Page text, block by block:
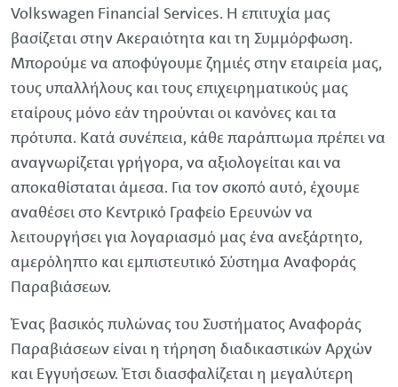
Volkswagen Financial Services. Η επιτυχία μας
βασίζεται στην Ακεραιότητα και τη Συμμόρφωση.
Μπορούμε να αποφύγουμε ζημιές στην εταιρεία μας,
τους υπαλλήλους και τους επιχειρηματικούς μας
εταίρους μόνο εάν τηρούνται οι κανόνες και τα
πρότυπα. Κατά συνέπεια, κάθε παράπτωμα πρέπει να
αναγνωρίζεται γρήγορα, να αξιολογείται και να
αποκαθίσταται άμεσα. Για τον σκοπό αυτό, έχουμε
αναθέσει στο Κεντρικό Γραφείο Ερευνών να
λειτουργήσει για λογαριασμό μας ένα ανεξάρτητο,
αμερόληπτο και εμπιστευτικό Σύστημα Αναφοράς
Παραβιάσεων.
Ένας βασικός πυλώνας του Συστήματος Αναφοράς
Παραβιάσεων είναι η τήρηση διαδικαστικών Αρχών
και Εγγυήσεων. Έτσι διασφαλίζεται η μεγαλύτερη